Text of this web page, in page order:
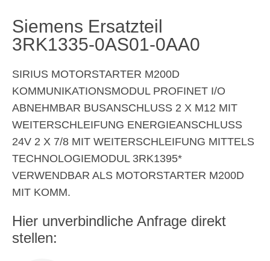
Siemens Ersatzteil
3RK1335-0AS01-0AA0
SIRIUS MOTORSTARTER M200D
KOMMUNIKATIONSMODUL PROFINET I/O
ABNEHMBAR BUSANSCHLUSS 2 X M12 MIT
WEITERSCHLEIFUNG ENERGIEANSCHLUSS
24V 2 X 7/8 MIT WEITERSCHLEIFUNG MITTELS
TECHNOLOGIEMODUL 3RK1395*
VERWENDBAR ALS MOTORSTARTER M200D
MIT KOMM.
Hier unverbindliche Anfrage direkt
stellen: